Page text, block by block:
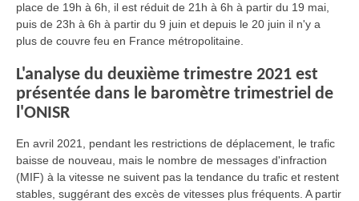
place de 19h à 6h, il est réduit de 21h à 6h à partir du 19 mai,
puis de 23h à 6h à partir du 9 juin et depuis le 20 juin il n'y a
plus de couvre feu en France métropolitaine.
L'analyse du deuxième trimestre 2021 est
présentée dans le baromètre trimestriel de
l'ONISR
En avril 2021, pendant les restrictions de déplacement, le trafic
baisse de nouveau, mais le nombre de messages d'infraction
(MIF) à la vitesse ne suivent pas la tendance du trafic et restent
stables, suggérant des excès de vitesses plus fréquents. A partir